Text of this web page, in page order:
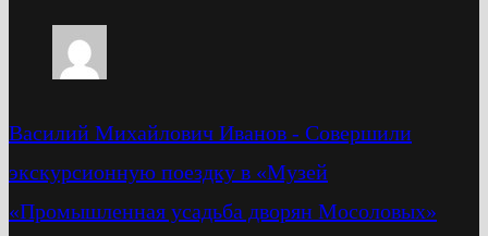
Василий Михайлович Иванов - Cовершили
экскурсионную поездку в «Музей
«Промышленная усадьба дворян Мосоловых»